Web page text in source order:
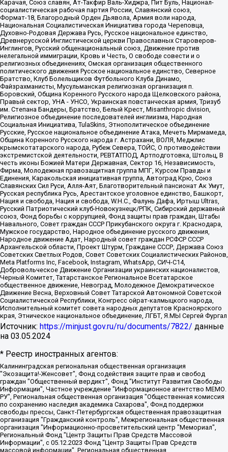
Карачая, Союз славян, Ат-Такфир Валь-Хиджра, Пит Буль, Национал-
социалистическая рабочая партия России, Славянский союз,
Формат-18, Благородный Орден Дьявола, Армия воли народа,
Национальная Социалистическая Инициатива города Череповца,
Духовно-Родовая Держава Русь, Русское национальное единство,
Древнерусской Инглистической церкви Православных Староверов-
Инглингов, Русский общенациональный союз, Движение против
нелегальной иммиграции, Кровь и Честь, О свободе совести и о
религиозных объединениях, Омская организация общественного
политического движения Русское национальное единство, Северное
Братство, Клуб Болельщиков Футбольного Клуба Динамо,
Файзрахманисты, Мусульманская религиозная организация п.
Боровский, Община Коренного Русского народа Щелковского района,
Правый сектор, УНА - УНСО, Украинская повстанческая армия, Тризуб
им. Степана Бандеры, Братство, Белый Крест, Misanthropic division,
Религиозное объединение последователей инглиизма, Народная
Социальная Инициатива, TulaSkins, Этнополитическое объединение
Русские, Русское национальное объединение Атака, Мечеть Мирмамеда,
Община Коренного Русского народа г. Астрахани, ВОЛЯ, Меджлис
крымскотатарского народа, Рубеж Севера, ТОЙС, О противодействии
экстремистской деятельности, РЕВТАТПОД, Артподготовка, Штольц, В
честь иконы Божией Матери Державная, Сектор 16, Независимость,
Фирма, Молодежная правозащитная группа МПГ, Курсом Правды и
Единения, Каракольская инициативная группа, Автоград Крю, Союз
Славянских Сил Руси, Алля-Аят, Благотворительный пансионат Ак Умут,
Русская республика Русь, Арестантское уголовное единство, Башкорт,
Нация и свобода, Нация и свобода, W.H.С., Фалунь Дафа, Иртыш Ultras,
Русский Патриотический клуб-Новокузнецк/РПК, Сибирский державный
союз, Фонд борьбы с коррупцией, Фонд защиты прав граждан, Штабы
Навального, Совет граждан СССР Прикубанского округа г. Краснодара,
Мужское государство, Народное объединение русского движения,
Народное движение Адат, Народный совет граждан РСФСР СССР
Архангельской области, Проект Штурм, Граждане СССР, Держава Союз
Советских Светлых Родов, Совет Советских Социалистических Районов,
Meta Platforms Inc, Facebook, Instagram, WhatsApp, СИЧ-С14,
Добровольческое Движение Организации украинских националистов,
Черный Комитет, Татарстанское Региональное Всетатарское
общественное движение, Невоград, Молодежное Демократическое
Движение Весна, Верховный Совет Татарской Автономной Советской
Социалистической Республики, Конгресс ойрат-калмыцкого народа,
Исполнительный комитет совета народных депутатов Красноярского
края, Этническое национальное объединение, ЛГБТ, Я.МЫ Сергей Фургал
Источник: https://minjust.gov.ru/ru/documents/7822/ данные
на 03.05.2024
* Реестр иностранных агентов:
Калининградская региональная общественная организация "Экозащита!-Женсовет", Фонд содействия защите прав и свобод граждан "Общественный вердикт", Фонд "Институт Развития Свободы Информации", Частное учреждение "Информационное агентство МЕМО. РУ", Региональная общественная организация "Общественная комиссия по сохранению наследия академика Сахарова", Фонд поддержки свободы прессы, Санкт-Петербургская общественная правозащитная организация "Гражданский контроль", Межрегиональная общественная организация "Информационно-просветительский центр "Мемориал", Региональный Фонд "Центр Защиты Прав Средств Массовой Информации", с 05.12.2023 Фонд "Центр Защиты Прав Средств массовой информации", Региональная общественная благотворительная организация помощи беженцам и мигрантам "Гражданское содействие", Негосударственное образовательное учреждение дополнительного профессионального образования (повышение квалификации) специалистов "АКАДЕМИЯ ПО ПРАВАМ ЧЕЛОВЕКА", Свердловская региональная общественная организация "Сутяжник", Автономная некоммерческая организация "Центр независимых социологических исследований", Союз общественных объединений "Российский исследовательский центр по правам человека", Региональное общественное учреждение научно-информационный центр "МЕМОРИАЛ", Некоммерческая организация "Фонд защиты гласности", Автономная некоммерческая организация "Институт прав человека", Городская общественная организация "Екатеринбургское общество "МЕМОРИАЛ", Городская общественная организация "Рязанское историко-просветительское и правозащитное общество "Мемориал" (Рязанский Мемориал), Челябинский региональный орган общественной самодеятельности – женское общественное объединение "Женщины Евразии", Челябинский региональный орган общественной самодеятельности "Уральская правозащитная группа", Фонд содействия защите здоровья и социальной справедливости имени Андрея Рылькова, Автономная Некоммерческая Организация "Аналитический Центр Юрия Левады", Автономная некоммерческая организация социальной поддержки населения "Проект Апрель", Региональная общественная организация помощи женщинам и детям, находящимся в кризисной ситуации "Информационно-методический центр "Анна", Фонд содействия развитию массовых коммуникаций и правовому просвещению "Так-так-Так", Фонд содействия устойчивому развитию "Серебряная тайга", Свердловский региональный общественный фонд социальных проектов "Новое время", "Idel.Реалии", Кавказ.Реалии, Крым.Реалии, Телеканал Настоящее Время, Татаро-башкирская служба Радио Свобода (Azatliq Radiosi), Радио Свободная Европа/Радио Свобода (PCE/PC), "Сибирь.Реалии", "Фактограф", Благотворительный фонд помощи осужденным и их семьям, Автономная некоммерческая организация "Институт глобализации и социальных движений", Фонд "В защиту прав заключенных", Частное учреждение "Центр поддержки и содействия развитию средств массовой информации", Пензенский региональный общественный благотворительный фонд "Гражданский союз", "Север.Реалии", Некоммерческая организация Фонд "Правовая инициатива", Общество с ограниченной ответственностью "Радио Свободная Европа/Радио Свобода", Чешское информационное агентство "MEDIUM-ORIENT", Красноярская региональная общественная организация "Мы против СПИДа", Камалягин Денис Николаевич, Маркелов Сергей Евгеньевич, Пономарев Лев Александрович, Савицкая Людмила Алексеевна, Автономная некоммерческая организация "Центр по работе с проблемой насилия "НАСИЛИЮ.НЕТ", Межрегиональный профессиональный союз работников здравоохранения "Альянс врачей", Юридическое лицо, зарегистрированное в Латвийской Республике, SIA "Medusa Project" (регистрационный номер 40103797863, дата регистрации 10.06.2014), Некоммерческая организация "Фонд по борьбе с коррупцией", Автономная некоммерческая организация "Институт права и публичной политики", Баданин Роман Сергеевич, Гликин Максим Александрович, Железнова Мария Михайловна, Лукьянова Юлия Сергеевна, Маетная Елизавета Витальевна, Маняхин Петр Борисович, Чуракова Ольга Владимировна, Ярош Юлия Петровна, Юридическое лицо "The Insider SIA", зарегистрированное в Риге, Латвийская Республика (дата регистрации 26.06.2015), являющееся администратором доменного имени интернет-издания "The Insider SIA", https://theins.ru, Постернак Алексей Евгеньевич, Рубин Михаил Аркадьевич, Анин Роман Александрович, Юридическое лицо Istories fonds, зарегистрированное в Латвийской Республике (регистрационный номер 50008295751, дата регистрации 24.02.2020), Великовский Дмитрий Александрович, Долинина Ирина Николаевна, Мароховская Алеся Алексеевна, Шлейнов Роман Юрьевич, Шмагун Олеся Валентиновна, Общество с ограниченной ответственностью "Альтаир 2021", Общество с ограниченной ответственностью "Вега 2021", Общество с ограниченной ответственностью "Главный редактор 2021", Общество с ограниченной ответственностью "Ромашки монолит", Важенков Артем Валерьевич, Ивановская областная общественная организация "Центр гендерных исследований", Гурман Юрий Альбертович, Медиапроект "ОВД-Инфо", Егоров Владимир Владимирович, Жилинский Владимир Александрович, Общество с ограниченной ответственностью "ЗП", Иванова София Юрьевна, Карезина Инна Павловна, Кильтау Екатерина Викторовна, Петров Алексей Викторович, Пискунов Сергей Евгеньевич, Смирнов Сергей Сергеевич, Тихонов Михаил Сергеевич, Общество с ограниченной ответственностью "ЖУРНАЛИСТ-ИНОСТРАННЫЙ АГЕНТ", Арапова Галина Юрьевна, Вольтская Татьяна Анатольевна, Американская компания "Mason G.E.S. Anonymous Foundation" (США), являющаяся владельцем интернет-издания https://mnews.world/, Компания "Stichting Bellingcat", зарегистрированная в Нидерландах (дата регистрации 11.07.2018), Захаров Андрей Вячеславович, Клепиковская Екатерина Дмитриевна, Общество с ограниченной ответственностью "МЕМО", Перл Роман Александрович, Симонов Евгений Алексеевич, Соловьева Елена Анатольевна, Сотников Даниил Владимирович, Сурначева Елизавета Дмитриевна, Автономная некоммерческая организация по защите прав человека и информированию населения "Якутия – Наше Мнение", Общество с ограниченной ответственностью "Москоу диджитал медиа", с 26.01.2023 Общество с ограниченной ответственностью "Чайка Белые сады", Ветошкина Валерия Валерьевна, Заговора Максим Александрович, Межрегиональное общественное движение "Российская ЛГБТ - сеть", Оленичев Максим Владимирович, Павлов Иван Юрьевич, Скворцова Елена Сергеевна, Общество с ограниченной ответственностью "Как бы инагент", Кочетков Игорь Викторович, Общество с ограниченной ответственностью "Честные выборы", Еланчик Олег Александрович, Общество с ограниченной ответственностью "Нобелевский призыв", Гималова Регина Эмилевна, Григорьев Андрей Валерьевич, Григорьева Алина Александровна, Ассоциация по содействию защите прав призывников, альтернативнослужащих и военнослужащих "Правозащитная группа "Гражданин.Армия.Право", Хисамова Регина Фаритовна, Автономная некоммерческая организация по реализации социально-правовых программ "Лилит", Дальневосточное общественное движение "Маяк", Санкт-Петербургская ЛГБТ-инициативная группа "Выход", Инициативная группа ЛГБТ+ "Реверс", Алексеев Андрей Викторович, Бекбулатова Таисия Львовна, Беляев Иван Михайлович, Владыкина Елена Сергеевна, Гельман Марат Александрович, Никульшина Вероника Юрьевна, Толоконникова Надежда Андреевна, Шендерович Виктор Анатольевич, Общество с ограниченной ответственностью "Данное сообщение", Общество с ограниченной ответственностью Издательский дом "Новая глава", Айнбиндер Александра Александровна, Московский комьюнити-центр для ЛГБТ+инициатив, Благотворительный фонд развития филантропии, Deutsche Welle (Германия, Kurt-Schumacher-Strasse 3, 53113 Bonn), Борзунова Мария Михайловна, Воробьев Виктор Викторович, Голубева Анна Львовна, Константинова Алла Михайловна, Малкова Ирина Владимировна, Мурадов Мурад Абдулгалимович, Осетинская Елизавета Николаевна, Понасенков Евгений Николаевич, Ганапольский Матвей Юрьевич, Киселев Евгений Алексеевич, Борухович Ирина Григорьевна, Дремин Иван Тимофеевич, Дубровский Дмитрий Викторович, Красноярская региональная общественная организация поддержки и развития альтернативных образовательных технологий и межкультурных коммуникаций "ИНТЕРРА", Маяковская Екатерина Алексеевна, Фейгин Марк Захарович, Филимонов Андрей Викторович, Дзугкоева Регина Николаевна, Доброхотов Роман Александрович, Дудь Юрий Александрович, Елкин Сергей Владимирович, Кругликов Кирилл Игоревич, Сабунаева Мария Леонидовна, Семенов Алексей Владимирович, Шаинян Карен Багратович, Шульман Екатерина Михайловна, Асафьев Артур Валерьевич, Вахштайн Виктор Семенович, Венедиктов Алексей Алексеевич, Лушникова Екатерина Евгеньевна, Волков Леонид Михайлович, Невзоров Александр Глебович, Пархоменко Сергей Борисович, Сироткин Ярослав Николаевич, Кара-Мурза Владимир Владимирович, Баранова Наталья Владимировна, Гозман Леонид Яковлевич, Кагарлицкий Борис Юльевич, Климарев Михаил Валерьевич, Милов Владимир Станиславович, Автономная некоммерческая организация Краснодарский центр современного искусства "Типография", Моргенштерн Алишер Тагирович, Соболь Любовь Эдуардовна, Общество с ограниченной ответственностью "ЛИЗА НОРМ", Каспаров Гарри Кимович, Ходорковский Михаил Борисович, Общество с ограниченной ответственностью "Апрельские тезисы", Данилович Ирина Брониславовна, Кашин Олег Владимирович, Петров Николай Владимирович, Пивоваров Алексей Владимирович, Соколов Михаил Владимирович, Цветкова Юлия Владимировна, Чичваркин Евгений Александрович, Комитет против пыток/Команда против пыток, Общество с ограниченной ответственностью "Первый научный", Общество с ограниченной ответственностью "Вертолет и ко", Белоцерковская Вероника Борисовна, Кац Максим Евгеньевич, Лазарева Татьяна Юрьевна, Шаведдинов Руслан Табризович, Яшин Илья Валерьевич, Общество с ограниченной ответственностью "Иноагент ААВ", Алешковский Дмитрий Петрович, Альбац Евгения Марковна, Быков Дмитрий Львович, Галямина Юлия Евгеньевна, Лойко Сергей Леонидович, Мартынов Кирилл Константинович, Медведев Сергей Александрович, Крашенинников Федор Геннадиевич, Гордеева Катерина Вл